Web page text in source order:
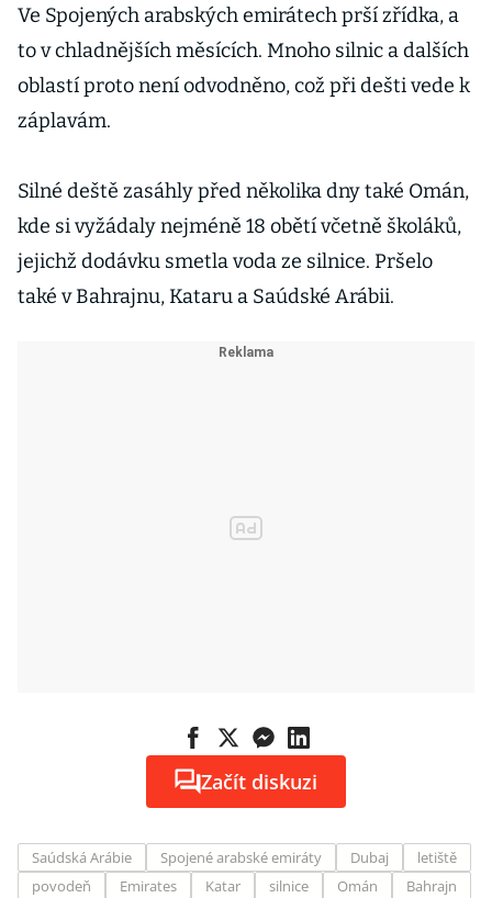
Ve Spojených arabských emirátech prší zřídka, a
to v chladnějších měsících. Mnoho silnic a dalších
oblastí proto není odvodněno, což při dešti vede k
záplavám.
Silné deště zasáhly před několika dny také Omán,
kde si vyžádaly nejméně 18 obětí včetně školáků,
jejichž dodávku smetla voda ze silnice. Pršelo
také v Bahrajnu, Kataru a Saúdské Arábii.
Začít diskuzi
Saúdská Arábie Spojené arabské emiráty Dubaj
letiště
povodeň
Emirates Katar silnice Omán Bahrajn